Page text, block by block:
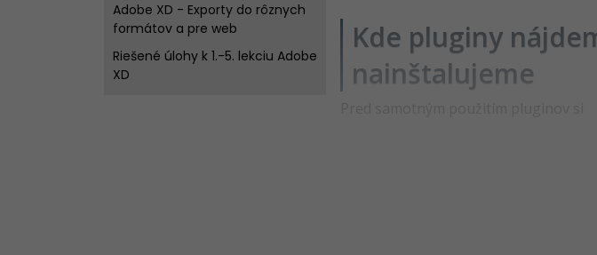
Adobe XD - Exporty do rôznych
formátov a pre web
Riešené úlohy k 1.-5. lekciu Adobe
XD
Kde pluginy
nainštalujeme